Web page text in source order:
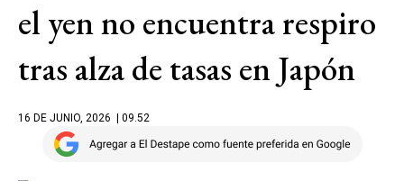
el yen no encuentra respiro
tras alza de tasas en Japón
16 DE JUNIO, 2026 | 09.52